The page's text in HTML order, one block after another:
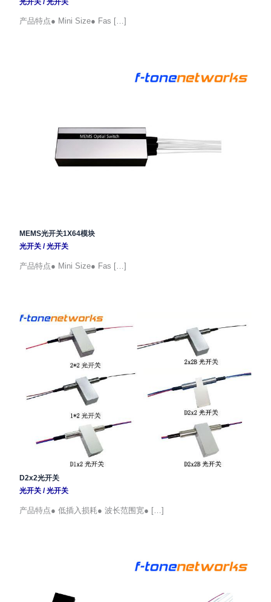
产品特点● Mini Size● Fas […]
MEMS光开关1X64模块
光开关/光开关
产品特点● Mini Size● Fas […]
D2x2光开关
光开关/光开关
产品特点● 低插入损耗● 波长范围宽● […]